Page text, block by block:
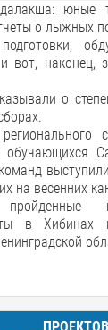
юные
о лыжных
вот, наконец,
о
на весенних
в Хибинах